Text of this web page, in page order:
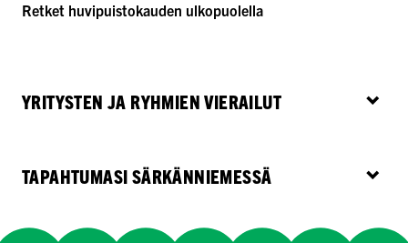
TAPAHTUMASI SÄRKÄNNIEMESSÄ
YRITYSTEN JA RYHMIEN VIERAILUT
Retket huvipuistokauden ulkopuolella